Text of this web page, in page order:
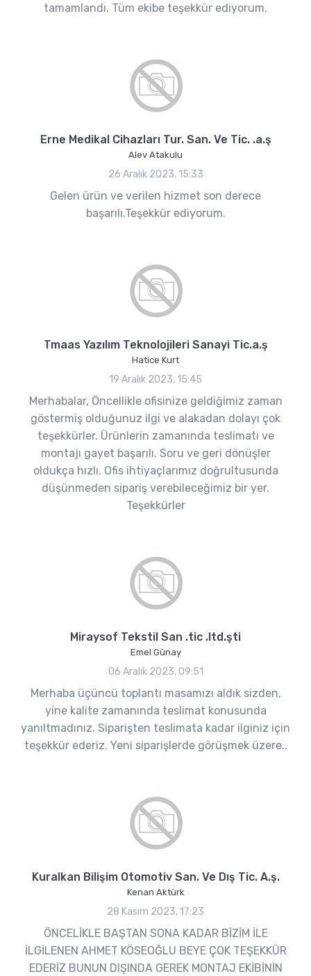
tamamlandı. Tüm ekibe teşekkür ediyorum.
Erne Medikal Cihazları Tur. San. Ve Tic. .a.ş
Alev Atakulu
26 Aralık 2023, 15:33
Gelen ürün ve verilen hizmet son derece
başarılı.Teşekkür ediyorum.
Tmaas Yazılım Teknolojileri Sanayi Tic.a.ş
Hatice Kurt
19 Aralık 2023, 15:45
Merhabalar, Öncellikle ofisinize geldiğimiz zaman
göstermiş olduğunuz ilgi ve alakadan dolayı çok
teşekkürler. Ürünlerin zamanında teslimatı ve
montajı gayet başarılı. Soru ve geri dönüşler
oldukça hızlı. Ofis ihtiyaçlarımız doğrultusunda
düşünmeden sipariş verebileceğimiz bir yer.
Teşekkürler
Miraysof Tekstil San .tic .ltd.şti
Emel Günay
06 Aralık 2023, 09:51
Merhaba üçüncü toplantı masamızı aldık sizden,
yine kalite zamanında teslimat konusunda
yanıltmadınız. Siparişten teslimata kadar ilginiz için
teşekkür ederiz. Yeni siparişlerde görüşmek üzere..
Kuralkan Bilişim Otomotiv San. Ve Dış Tic. A.ş.
Kenan Aktürk
28 Kasım 2023, 17:23
ÖNCELİKLE BAŞTAN SONA KADAR BİZİM İLE
İLGİLENEN AHMET KÖSEOĞLU BEYE ÇOK TEŞEKKÜR
EDERİZ BUNUN DIŞINDA GEREK MONTAJ EKİBİNİN